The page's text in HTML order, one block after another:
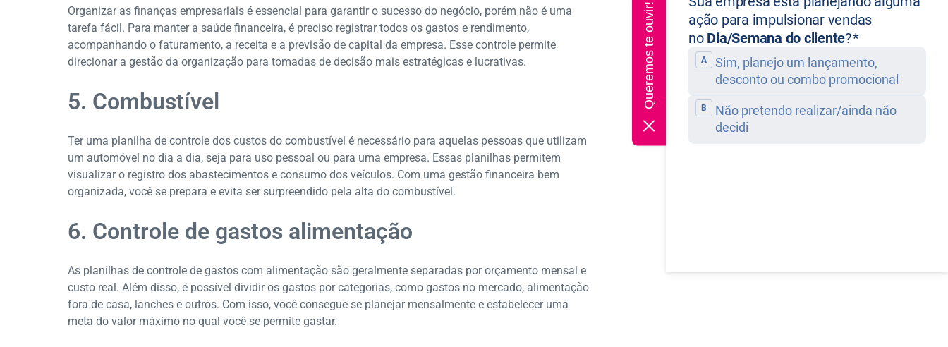
Organizar as finanças empresariais é essencial para garantir o sucesso do negócio, porém não é uma
tarefa fácil. Para manter a saúde financeira, é preciso registrar todos os gastos e rendimento,
acompanhando o faturamento, a receita e a previsão de capital da empresa. Esse controle permite
direcionar a gestão da organização para tomadas de decisão mais estratégicas e lucrativas.
5. Combustível
Ter uma planilha de controle dos custos do combustível é necessário para aquelas pessoas que utilizam
um automóvel no dia a dia, seja para uso pessoal ou para uma empresa. Essas planilhas permitem
visualizar o registro dos abastecimentos e consumo dos veículos. Com uma gestão financeira bem
organizada, você se prepara e evita ser surpreendido pela alta do combustível.
6. Controle de gastos alimentação
As planilhas de controle de gastos com alimentação são geralmente separadas por orçamento mensal e
custo real. Além disso, é possível dividir os gastos por categorias, como gastos no mercado, alimentação
fora de casa, lanches e outros. Com isso, você consegue se planejar mensalmente e estabelecer uma
meta do valor máximo no qual você se permite gastar.
Queremos te ouvir!